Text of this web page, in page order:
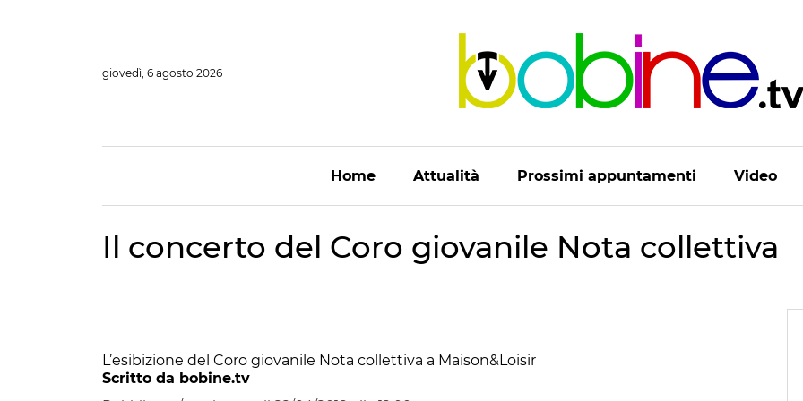
giovedì, 6 agosto 2026
Home Attualità Prossimi appuntamenti Video
Il concerto del Coro giovanile Nota collettiva
L’esibizione del Coro giovanile Nota collettiva a Maison&Loisir
Scritto da bobine.tv